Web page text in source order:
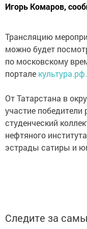
Игорь Комаров,
Трансляцию
можно будет
по московскому
портале культура.рф.
От Татарстана в
участие
студенческий
нефтяного
эстрады сатиры и
Следите за